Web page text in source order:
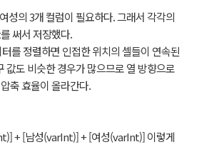
성의 3개 컬럼이 필요하다. 그래서 각각의
써서 저장했다.
를 정렬하면 인접한 위치의 셀들이 연속된
값도 비슷한 경우가 많으므로 열 방향으로
축 효율이 올라간다.
+ [남성(varInt)] + [여성(varInt)] 이렇게